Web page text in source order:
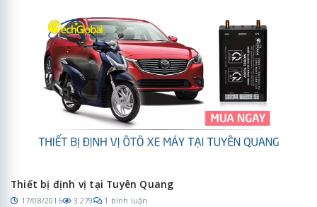
Thiết bị định vị tại Tuyên Quang
17/08/2016 3.279 1 bình luận